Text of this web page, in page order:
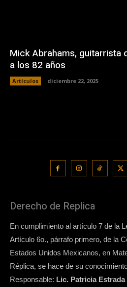
Mick Abrahams, guitarrista
a los 82 años
Artículos diciembre 22, 2025
Derecho de Replica
En cumplimiento al artículo 7 de la
Artículo 6o., párrafo primero, de la
Estados Unidos Mexicanos, en
Réplica, se hace de su
Responsable: Lic. Patricia Estrada